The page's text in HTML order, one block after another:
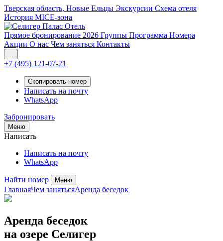
Тверская область, Новые Ельцы Экскурсии Схема отеля
История MICE-зона
Прямое бронирование 2026 Группы Программа Номера
Акции О нас Чем заняться Контакты
...
+7 (495) 121-07-21
Скопировать номер
Написать на почту
WhatsApp
Забронировать
Меню
Написать
Написать на почту
WhatsApp
Найти номер Меню
ГлавнаяЧем занятьсяАренда беседок
Аренда беседок
на озере Селигер